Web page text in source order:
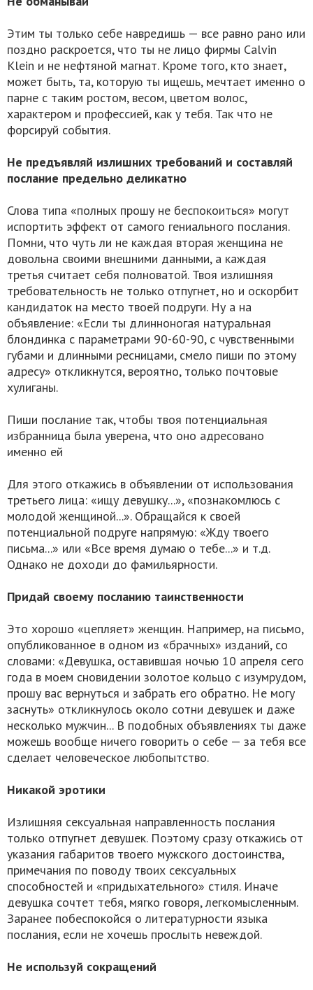
Этим ты только себе навредишь — все равно рано или
поздно раскроется, что ты не лицо фирмы Calvin
Klein и не нефтяной магнат. Кроме того, кто знает,
может быть, та, которую ты ищешь, мечтает именно о
парне с таким ростом, весом, цветом волос,
характером и профессией, как у тебя. Так что не
форсируй события.
Не предъявляй излишних требований и составляй
послание предельно деликатно
Слова типа «полных прошу не беспокоиться» могут
испортить эффект от самого гениального послания.
Помни, что чуть ли не каждая вторая женщина не
довольна своими внешними данными, а каждая
третья считает себя полноватой. Твоя излишняя
требовательность не только отпугнет, но и оскорбит
кандидаток на место твоей подруги. Ну а на
объявление: «Если ты длинноногая натуральная
блондинка с параметрами 90-60-90, с чувственными
губами и длинными ресницами, смело пиши по этому
адресу» откликнутся, вероятно, только почтовые
хулиганы.
Пиши послание так, чтобы твоя потенциальная
избранница была уверена, что оно адресовано
именно ей
Для этого откажись в объявлении от использования
третьего лица: «ищу девушку...», «познакомлюсь с
молодой женщиной...». Обращайся к своей
потенциальной подруге напрямую: «Жду твоего
письма...» или «Все время думаю о тебе...» и т.д.
Однако не доходи до фамильярности.
Придай своему посланию таинственности
Это хорошо «цепляет» женщин. Например, на письмо,
опубликованное в одном из «брачных» изданий, со
словами: «Девушка, оставившая ночью 10 апреля сего
года в моем сновидении золотое кольцо с изумрудом,
прошу вас вернуться и забрать его обратно. Не могу
заснуть» откликнулось около сотни девушек и даже
несколько мужчин... В подобных объявлениях ты даже
можешь вообще ничего говорить о себе — за тебя все
сделает человеческое любопытство.
Никакой эротики
Излишняя сексуальная направленность послания
только отпугнет девушек. Поэтому сразу откажись от
указания габаритов твоего мужского достоинства,
примечания по поводу твоих сексуальных
способностей и «придыхательного» стиля. Иначе
девушка сочтет тебя, мягко говоря, легкомысленным.
Заранее побеспокойся о литературности языка
послания, если не хочешь прослыть невеждой.
Не используй сокращений